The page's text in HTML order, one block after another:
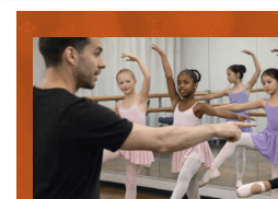
informações
Esconde
Menu